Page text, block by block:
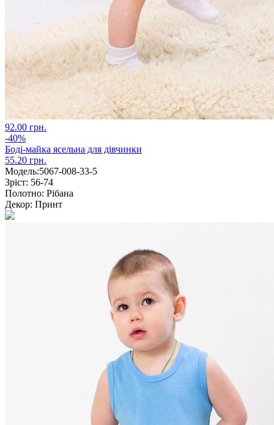
92.00 грн.
-40%
Боді-майка ясельна для дівчинки
55.20 грн.
Модель:5067-008-33-5
Зріст: 56-74
Полотно: Рібана
Декор: Принт